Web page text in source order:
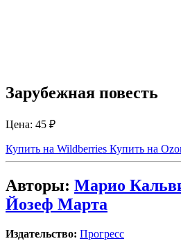
Зарубежная повесть
Цена: 45 ₽
Купить на Wildberries Купить на
Авторы: Марио
Йозеф Марта
Издательство: Прогресс